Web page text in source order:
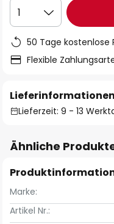
1
50 Tage kostenlose
Flexible
Lieferinformationen
Lieferzeit: 9 - 13
Ähnliche
Marke:
Artikel Nr.: